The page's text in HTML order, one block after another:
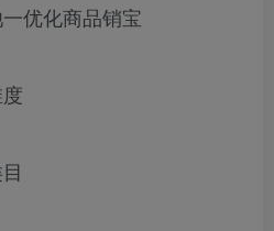
优化商品销宝